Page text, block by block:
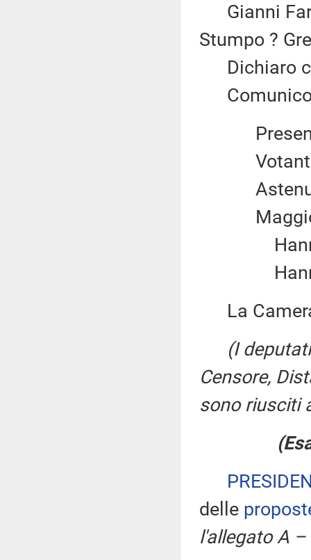
Gianni
Stumpo ?
Dichiaro
Comunico
Hanno
Hanno
La
(I
Censore,
sono riusciti
delle
l'allegato A